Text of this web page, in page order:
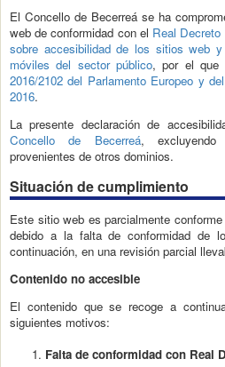
El Concello de Becerreá se ha
web de conformidad con el Real Decreto
sobre accesibilidad de los sitios web
móviles del sector público, por el que
2016/2102 del Parlamento Europeo y
2016.
La presente declaración de
Concello de Becerreá, excluyendo
provenientes de otros dominios.
Situación de cumplimiento
Este sitio web es parcialmente
debido a la falta de conformidad de
continuación, en una revisión parcial
Contenido no accesible
El contenido que se recoge a
siguientes motivos:
Falta de conformidad con Real